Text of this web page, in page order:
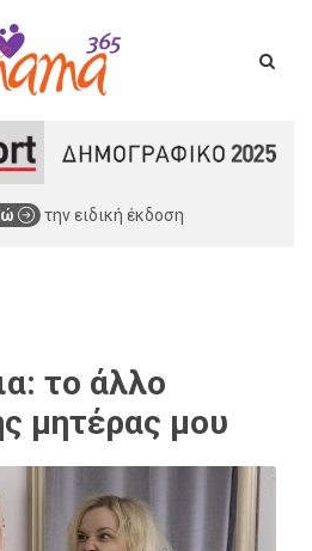
την ειδική έκδοση
το άλλο
μητέρας μου